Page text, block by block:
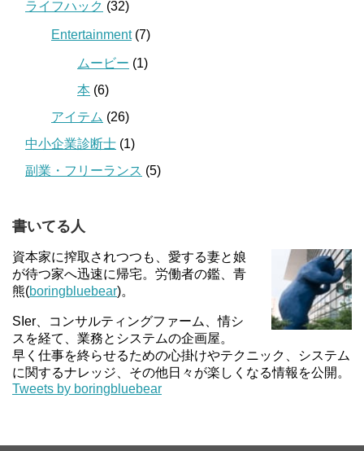
ライフハック (32)
Entertainment(7)
ムービー (1)
本 (6)
アイテム (26)
中小企業診断士 (1)
副業・フリーランス (5)
書いてる人
資本家に搾取されつつも、愛する妻と娘
が待つ家へ迅速に帰宅。労働者の鑑、青
熊(boringbluebear)。
SIer、コンサルティングファーム、情シ
スを経て、業務とシステムの企画屋。
早く仕事を終らせるための心掛けやテクニック、システム
に関するナレッジ、その他日々が楽しくなる情報を公開。
Tweets by boringbluebear